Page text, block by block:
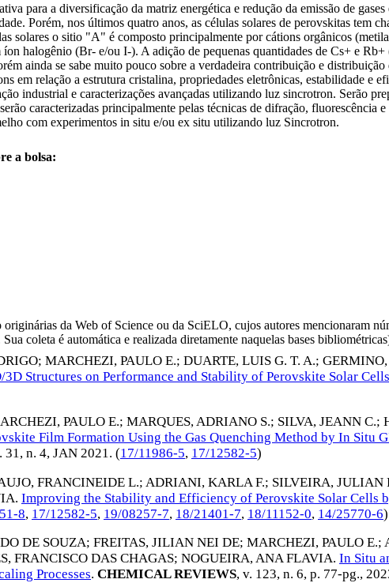
para a diversificação da matriz energética e redução da emissão de
Porém, nos últimos quatro anos, as células solares de perovskitas tem
solares o sitio "A" é composto principalmente por cátions orgânicos
halogênio (Br- e/ou I-). A adição de pequenas quantidades de Cs+ e
ainda se sabe muito pouco sobre a verdadeira contribuição e
em relação a estrutura cristalina, propriedades eletrônicas, estabilidade e
industrial e caracterizações avançadas utilizando luz sincrotron. Serão
caracterizadas principalmente pelas técnicas de difração, fluorescência
com experimentos in situ e/ou ex situ utilizando luz Sincrotron.
a bolsa:
da Web of Science ou da SciELO, cujos autores mencionaram
coleta é automática e realizada diretamente naquelas bases
; MARCHEZI, PAULO E.; DUARTE, LUIS G. T. A.; GERMINO,
Structures on Performance and Stability of Perovskite Solar Cells
PAULO E.; MARQUES, ADRIANO S.; SILVA, JEANN C.;
Film Formation Using the Gas Quenching Method by In Situ
31, n. 4, JAN 2021. (17/11986-5, 17/12582-5)
FRANCINEIDE L.; ADRIANI, KARLA F.; SILVEIRA, JULIAN
. Improving the Stability and Efficiency of Perovskite Solar Cells
8, 17/12582-5, 19/08257-7, 18/21401-7, 18/11152-0, 14/25770-6)
DE SOUZA; FREITAS, JILIAN NEI DE; MARCHEZI, PAULO E.;
FRANCISCO DAS CHAGAS; NOGUEIRA, ANA FLAVIA. In Situ
Processes. CHEMICAL REVIEWS, v. 123, n. 6, p. 77-pg.,